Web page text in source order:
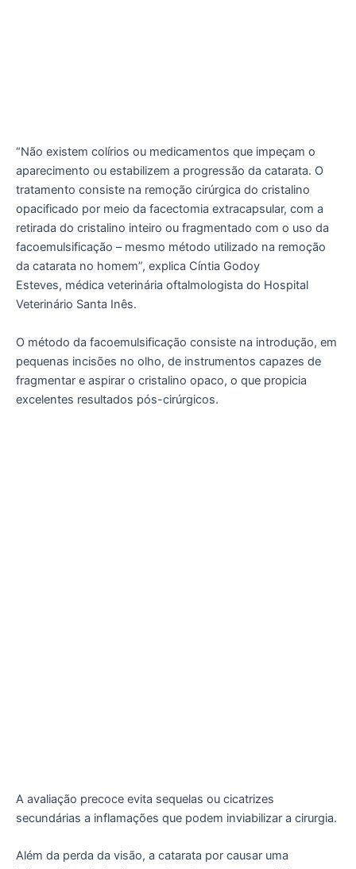
“Não existem colírios ou medicamentos que impeçam o
aparecimento ou estabilizem a progressão da catarata. O
tratamento consiste na remoção cirúrgica do cristalino
opacificado por meio da facectomia extracapsular, com a
retirada do cristalino inteiro ou fragmentado com o uso da
facoemulsificação – mesmo método utilizado na remoção
da catarata no homem”, explica Cíntia Godoy
Esteves, médica veterinária oftalmologista do Hospital
Veterinário Santa Inês.
O método da facoemulsificação consiste na introdução, em
pequenas incisões no olho, de instrumentos capazes de
fragmentar e aspirar o cristalino opaco, o que propicia
excelentes resultados pós-cirúrgicos.
A avaliação precoce evita sequelas ou cicatrizes
secundárias a inflamações que podem inviabilizar a cirurgia.
Além da perda da visão, a catarata por causar uma